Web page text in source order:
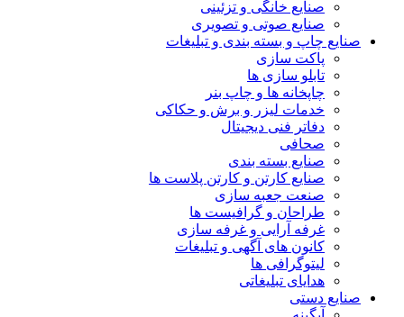
صنایع خانگی و تزئینی
صنایع صوتی و تصویری
صنایع چاپ و بسته بندی و تبلیغات
پاکت سازی
تابلو سازی ها
چاپخانه ها و چاپ بنر
خدمات لیزر و برش و حکاکی
دفاتر فنی دیجیتال
صحافی
صنایع بسته بندی
صنایع کارتن و کارتن پلاست ها
صنعت جعبه سازی
طراحان و گرافیست ها
غرفه آرایی و غرفه سازی
کانون های آگهی و تبلیغات
لیتوگرافی ها
هدایای تبلیغاتی
صنایع دستی